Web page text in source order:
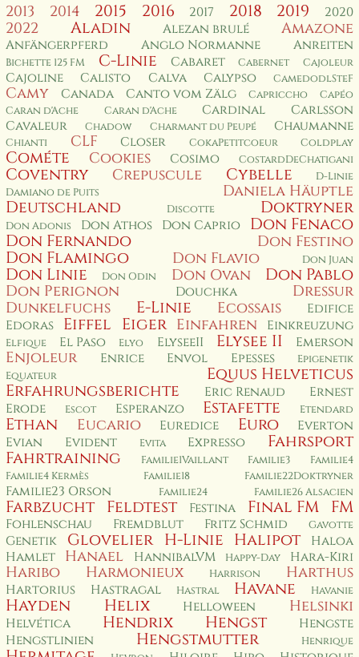
2013 2014 2015 2016 2017 2018 2019 2020
2022 Aladin Alezan brulé Amazone
Anfängerpferd Anglo Normanne Anreiten
Bichette 125 FM C-Linie Cabaret Cabernet Cajoleur
Cajoline Calisto Calva Calypso CamedodlSteF
Camy Canada Canto vom Zälg Capriccho
Capéo
Caran d'Ache
Caran d'Ache Cardinal
Carlsson
Cavaleur
Chadow Charmant du Peupé Chaumanne
Chianti CLF Closer CokaPetitcoeur Coldplay
Cométe Cookies Cosimo CostardDeChatigani
Coventry Crepuscule Cybelle
D-Linie
Damiano de Puits
Daniela Häuptle
Deutschland Discotte Doktryner
Don Adonis Don Athos Don Caprio
Don Fenaco
Don Fernando
Don Festino
Don Flamingo Don Flavio Don Juan
Don Linie Don Odin Don Ovan Don Pablo
Don Perignon Douchka
Dressur
Dunkelfuchs
E-Linie Ecossais
Edifice
Edoras
Eiffel Eiger Einfahren Einkreuzung
Elfique El Paso Elyo ElyseeII Elysee II Emerson
Enjoleur Enrice Envol Epesses
Epigenetik
Equateur
Equus Helveticus
Erfahrungsberichte
Eric Renaud
Ernest
Erode
Escot Esperanzo Estafette Etendard
Ethan Eucario Euredice Euro
Everton
Evian
Evident Evita Expresso
Fahrsport
Fahrtraining
Familie1Vaillant Familie3
Familie4
Familie4 Kermès
Familie18 Familie22Doktryner
Familie23 Orson Familie24 Familie26 Alsacien
Farbzucht Feldtest Festina Final FM FM
Fohlenschau Fremdblut Fritz Schmid Gavotte
Genetik Glovelier H-Linie Halipot
Haloa
Hamlet
Hanael HannibalVM Happy-Day Hara-Kiri
Haribo Harmonieux Harrison Harthus
Hartorius Hastragal Hastral Havane Havanie
Hayden Helix Helloween Helsinki
Helvética Hendrix Hengst
Hengste
Hengstlinien
Hengstmutter Henrique